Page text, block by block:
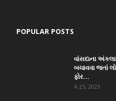
POPULAR POSTS
વાંસદાના
બચાવવા જતાં
ફોર...
મે 25, 2023